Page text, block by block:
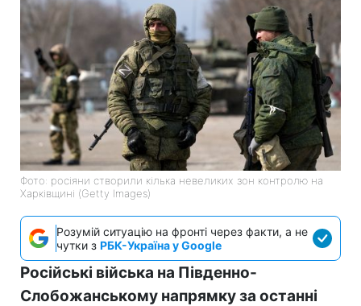
Фото: росіяни створили кілька невеликих зон контролю на
Харківщині (Getty Images)
Розумій ситуацію на фронті через факти, а не
чутки з РБК-Україна у Google
Російські війська на Південно-
Слобожанському напрямку за останні